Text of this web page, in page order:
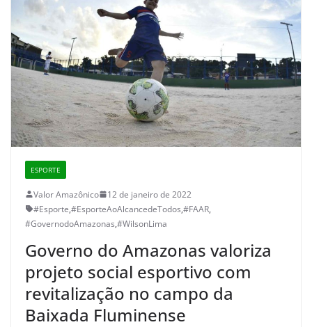
ESPORTE
Valor Amazônico
12 de janeiro de 2022
#Esporte,#EsporteAoAlcancedeTodos,#FAAR,
#GovernodoAmazonas,#WilsonLima
Governo do Amazonas valoriza
projeto social esportivo com
revitalização no campo da
Baixada Fluminense